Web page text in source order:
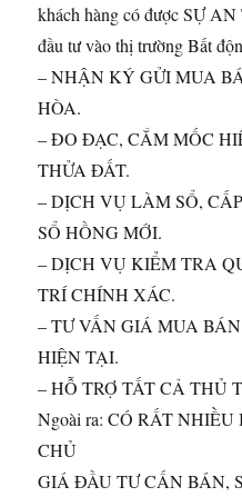
khách hàng có được SỰ
đầu tư vào thị trường Bất
– NHẬN KÝ GỬI MUA
HÒA.
– ĐO ĐẠC, CẮM MỐC
THỬA ĐẤT.
– DỊCH VỤ LÀM SỔ,
SỔ HỒNG MỚI.
– DỊCH VỤ KIỂM TRA
TRÍ CHÍNH XÁC.
– TƯ VẤN GIÁ MUA
HIỆN TẠI.
– HỖ TRỢ TẤT CẢ THỦ
Ngoài ra: CÓ RẤT
CHỦ
GIÁ ĐẦU TƯ CẤN BÁN,